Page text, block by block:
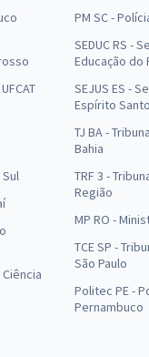
PM SC -
SEDUC RS -
Educação do
SEJUS ES -
Espírito Santo
TJ BA -
Bahia
TRF 3 -
Região
MP RO -
TCE SP -
São Paulo
Politec PE -
Pernambuco